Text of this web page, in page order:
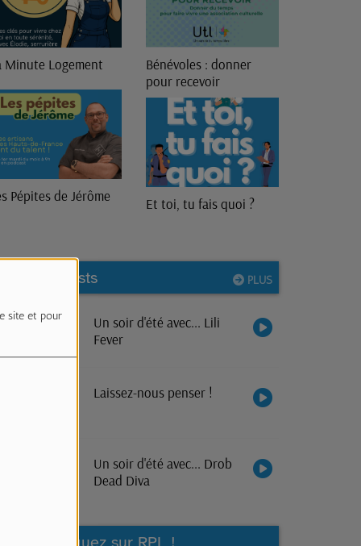
site et pour
: donner
toi, tu fais quoi ?
13ème Génération
Lieu(x) Commun(s)
PLUS
Nos podcasts
Un soir d'été avec... Lili
Fever
Laissez-nous penser !
Un soir d'été avec... Drob
Dead Diva